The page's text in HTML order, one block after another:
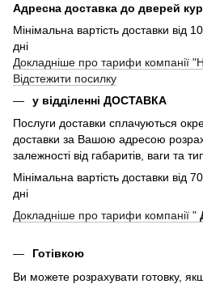
Адресна доставка до дверей
Мінімальна вартість доставки від
дні
Докладніше про тарифи компанії
Відстежити посилку
у відділенні ДОСТАВКА
Послуги доставки сплачуються
доставки за Вашою адресою
залежності від габаритів, ваги та
Мінімальна вартість доставки від
дні
Докладніше про тарифи компанії "
Готівкою
Ви можете розрахувати готовку,